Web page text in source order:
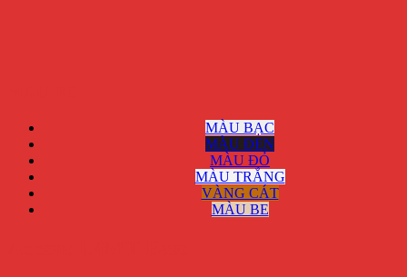
MÀU BẠC
MÀU ĐEN
MÀU ĐỎ
MÀU TRẮNG
VÀNG CÁT
MÀU BE